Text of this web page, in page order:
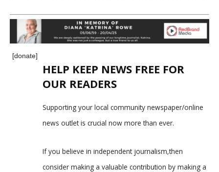
[donate]
HELP KEEP NEWS FREE FOR
OUR READERS
Supporting your local community newspaper/online
news outlet is crucial now more than ever.
If you believe in independent journalism,then
consider making a valuable contribution by making a